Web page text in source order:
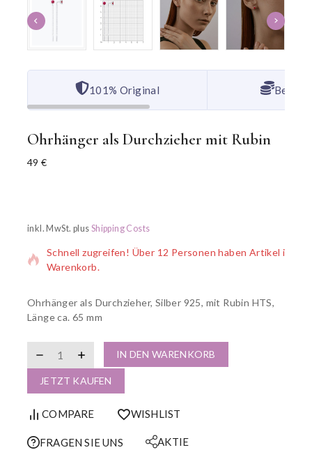
101% Original Bester
Ohrhänger als Durchzieher mit Rubin
49€
inkl. MwSt. plus Shipping Costs
3 Produkte wurden in den letzten 15 Stunden verkauft
Schnell zugreifen! Über 12 Personen haben Artikel im
Warenkorb.
Ohrhänger als Durchzieher, Silber 925, mit Rubin HTS,
Länge ca. 65 mm
IN DEN WARENKORB
JETZT KAUFEN
COMPARE WISHLIST
FRAGEN SIE UNS AKTIE